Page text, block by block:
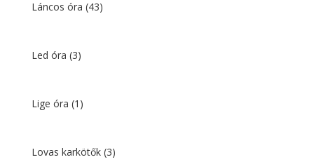
Láncos óra (43)
Led óra (3)
Lige óra (1)
Lovas karkötők (3)